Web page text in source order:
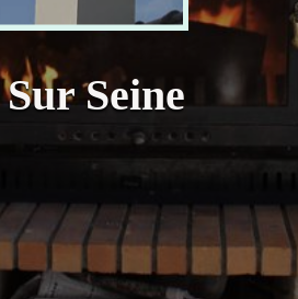
Seine